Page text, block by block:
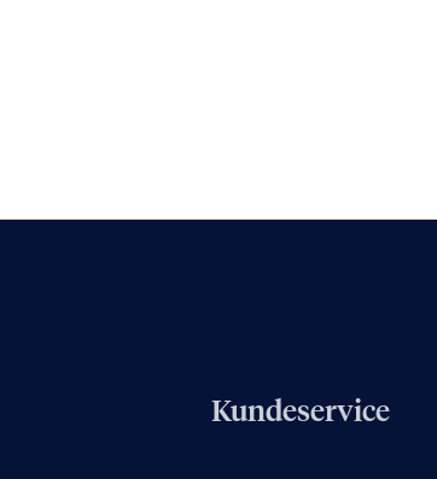
Kundeservice